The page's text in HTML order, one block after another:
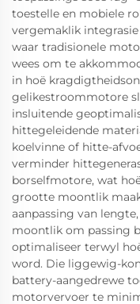
toestelle en mobiele
vergemaklik
waar tradisionele
wees om te
in hoë
gelikestroommotore
insluitende
hittegeleidende
koelvinne of hitte-
verminder
borselfmotore, wat
grootte moontlik
aanpassing van
moontlik om passing
optimaliseer terwyl
word. Die liggewig-
battery-aangedrewe
motorvervoer te